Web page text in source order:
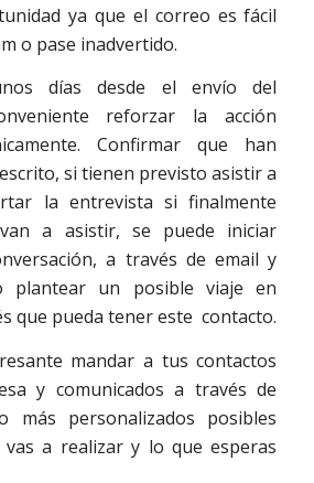
ya que el correo es fácil
o pase inadvertido.
días desde el envío del
reforzar la acción
Confirmar que han
si tienen previsto asistir a
la entrevista si finalmente
a asistir, se puede iniciar
a través de email y
plantear un posible viaje en
que pueda tener este contacto.
mandar a tus contactos
y comunicados a través de
más personalizados posibles
a realizar y lo que esperas